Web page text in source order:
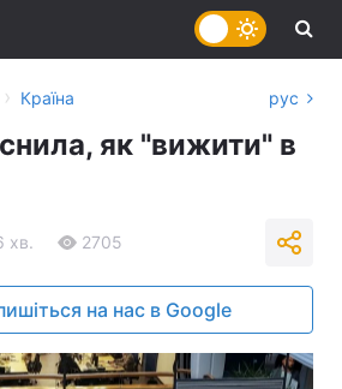
› Країна рус
як "вижити" в
хв. 2705
на нас в Google